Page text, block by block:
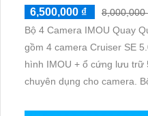
6,500,000 ₫
8,000,000
Bộ 4 Camera IMOU Quay
gồm 4 camera Cruiser SE
hình IMOU + ổ cứng lưu trữ
chuyên dụng cho camera.